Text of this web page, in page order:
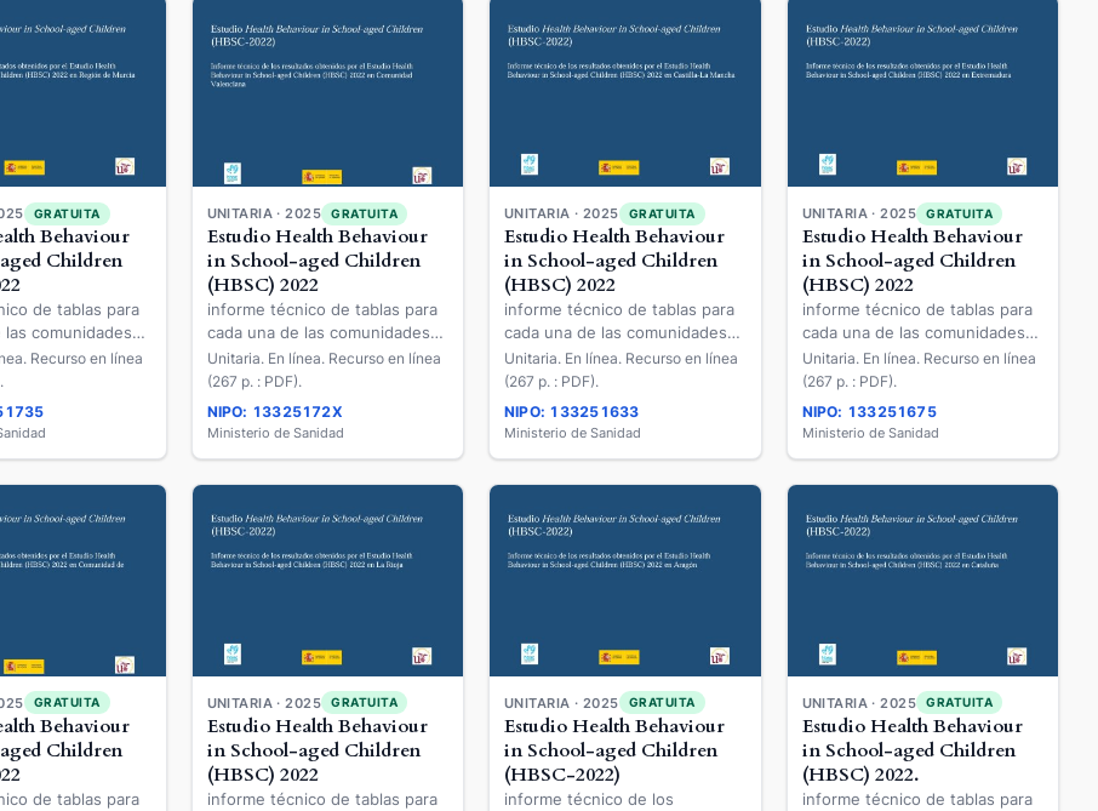
GRATUITA
Behaviour
Children
de tablas para
las comunidades
los resultados
el Estudio Health
aged
2022 en la
Recurso en línea
UNITARIA · 2025 GRATUITA
Estudio Health Behaviour
in School-aged Children
(HBSC) 2022
informe técnico de tablas para
cada una de las comunidades
autónomas de los resultados
obtenidos por el Estudio Health
Behaviour in School-aged
Children (HBSC) 2022 en la
Unitaria. En línea. Recurso en línea
(267 p. : PDF).
NIPO: 13325172X
Ministerio de Sanidad
UNITARIA · 2025 GRATUITA
Estudio Health Behaviour
in School-aged Children
(HBSC) 2022
informe técnico de tablas para
cada una de las comunidades
autónomas de los resultados
obtenidos por el Estudio Health
Behaviour in School-aged
Children (HBSC) 2022 en
Unitaria. En línea. Recurso en línea
(267 p. : PDF).
NIPO: 133251633
Ministerio de Sanidad
UNITARIA · 2025 GRATUITA
Estudio Health Behaviour
in School-aged Children
(HBSC) 2022
informe técnico de tablas para
cada una de las comunidades
autónomas de los resultados
obtenidos por el Estudio Health
Behaviour in School-aged
Children (HBSC) 2022 en
Unitaria. En línea. Recurso en línea
(267 p. : PDF).
NIPO: 133251675
Ministerio de Sanidad
GRATUITA
Behaviour
Children
de tablas para
UNITARIA · 2025 GRATUITA
Estudio Health Behaviour
in School-aged Children
(HBSC) 2022
informe técnico de tablas para
UNITARIA · 2025 GRATUITA
Estudio Health Behaviour
in School-aged Children
(HBSC-2022)
informe técnico de los
UNITARIA · 2025 GRATUITA
Estudio Health Behaviour
in School-aged Children
(HBSC) 2022.
informe técnico de tablas para